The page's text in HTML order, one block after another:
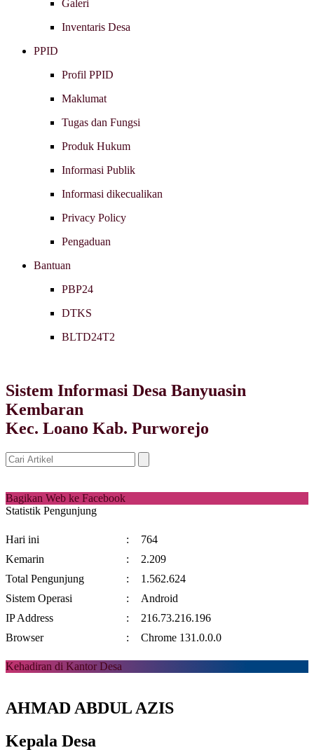
Galeri
Inventaris Desa
PPID
Profil PPID
Maklumat
Tugas dan Fungsi
Produk Hukum
Informasi Publik
Informasi dikecualikan
Privacy Policy
Pengaduan
Bantuan
PBP24
DTKS
BLTD24T2
Sistem Informasi Desa Banyuasin
Kembaran
Kec. Loano Kab. Purworejo
Bagikan Web ke Facebook
Statistik Pengunjung
Hari ini :
764
Kemarin
:
2.209
Total Pengunjung
:
1.562.624
Sistem Operasi
:
Android
IP Address
:
216.73.216.196
Browser
: Chrome 131.0.0.0
Kehadiran di Kantor Desa
AHMAD ABDUL AZIS
Kepala Desa